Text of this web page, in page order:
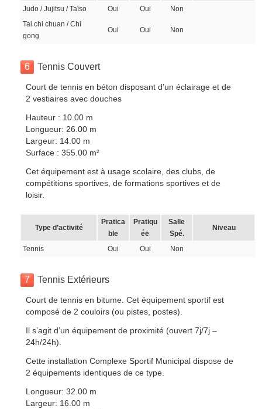
Judo / Jujitsu / Taïso Oui Oui
Non
Tai chi chuan / Chi
gong
Oui Oui Non
6 Tennis Couvert
Court de tennis en béton disposant d’un éclairage et de
2 vestiaires avec douches
Hauteur : 10.00 m
Longueur: 26.00 m
Largeur: 14.00 m
Surface : 355.00 m²
Cet équipement est à usage scolaire, des clubs, de
compétitions sportives, de formations sportives et de
loisir.
Type d’activité
Pratica
ble
Pratiqu
ée
Salle
Spé.
Niveau
Tennis Oui Oui Non
7 Tennis Extérieurs
Court de tennis en bitume. Cet équipement sportif est
composé de 2 couloirs (ou pistes, postes).
Il s’agit d’un équipement de proximité (ouvert 7j/7j –
24h/24h).
Cette installation Complexe Sportif Municipal dispose de
2 équipements identiques de ce type.
Longueur: 32.00 m
Largeur: 16.00 m